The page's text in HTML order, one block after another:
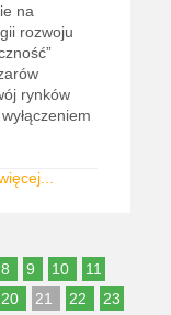
na
rozwoju
rynków
8 9 10
11
20 21 22
23